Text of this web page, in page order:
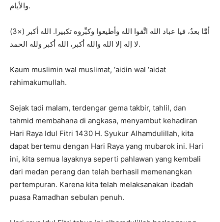
والأيام.
أمَّا بعدُ، فيا عباد الله اتَّقوا الله وأطيعوا وكبِّروه تكبيرا. الله أكبر (×3)
لا إله إلا الله والله أكبر، الله أكبر ولله الحمد.
Kaum muslimin wal muslimat, ‘aidin wal ‘aidat
rahimakumullah.
Sejak tadi malam, terdengar gema takbir, tahlil, dan
tahmid membahana di angkasa, menyambut kehadiran
Hari Raya Idul Fitri 1430 H. Syukur Alhamdulillah, kita
dapat bertemu dengan Hari Raya yang mubarok ini. Hari
ini, kita semua layaknya seperti pahlawan yang kembali
dari medan perang dan telah berhasil memenangkan
pertempuran. Karena kita telah melaksanakan ibadah
puasa Ramadhan sebulan penuh.